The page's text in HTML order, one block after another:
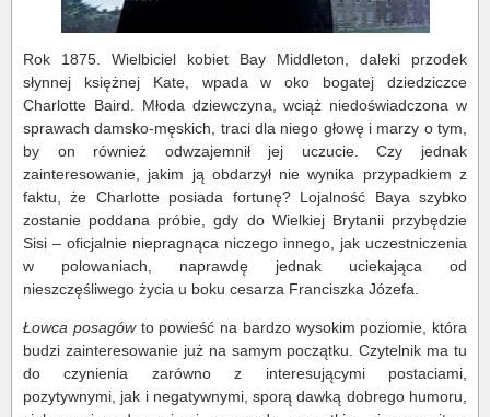
Rok 1875. Wielbiciel kobiet Bay Middleton, daleki przodek
słynnej księżnej Kate, wpada w oko bogatej dziedziczce
Charlotte Baird. Młoda dziewczyna, wciąż niedoświadczona w
sprawach damsko-męskich, traci dla niego głowę i marzy o tym,
by on również odwzajemnił jej uczucie. Czy jednak
zainteresowanie, jakim ją obdarzył nie wynika przypadkiem z
faktu, że Charlotte posiada fortunę? Lojalność Baya szybko
zostanie poddana próbie, gdy do Wielkiej Brytanii przybędzie
Sisi – oficjalnie niepragnąca niczego innego, jak uczestniczenia
w polowaniach, naprawdę jednak uciekająca od
nieszczęśliwego życia u boku cesarza Franciszka Józefa.
Łowca posagówto powieść na bardzo wysokim poziomie, która
budzi zainteresowanie już na samym początku. Czytelnik ma tu
do czynienia zarówno z interesującymi postaciami,
pozytywnymi, jak i negatywnymi, sporą dawką dobrego humoru,